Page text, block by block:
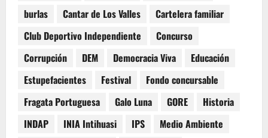
burlas
Cantar de Los Valles
Cartelera familiar
Club Deportivo Independiente
Concurso
Corrupción
DEM Democracia Viva
Educación
Estupefacientes
Festival
Fondo concursable
Fragata Portuguesa
Galo Luna GORE
Historia
INDAP
INIA Intihuasi IPS
Medio Ambiente